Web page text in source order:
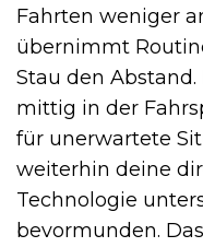
Fahrten weniger
übernimmt
Stau den
mittig in der
für unerwartete
weiterhin deine
Technologie
bevormunden.